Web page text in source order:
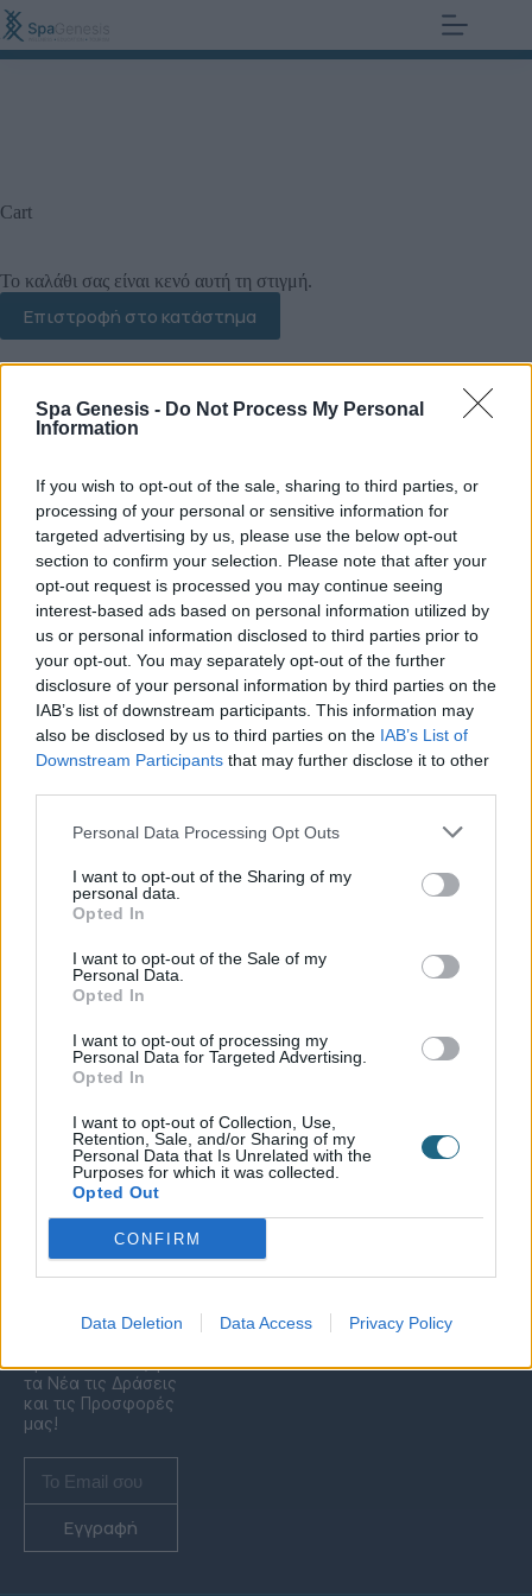
Spa Genesis - Do Not Process My Personal
Information
If you wish to opt-out of the sale, sharing to third parties, or
processing of your personal or sensitive information for
targeted advertising by us, please use the below opt-out
section to confirm your selection. Please note that after your
opt-out request is processed you may continue seeing
interest-based ads based on personal information utilized by
us or personal information disclosed to third parties prior to
your opt-out. You may separately opt-out of the further
disclosure of your personal information by third parties on the
IAB’s list of downstream participants. This information may
also be disclosed by us to third parties on the IAB’s List of
Downstream Participants that may further disclose it to other
Personal Data Processing Opt Outs
I want to opt-out of the Sharing of my
personal data.
Opted In
I want to opt-out of the Sale of my
Personal Data.
Opted In
I want to opt-out of processing my
Personal Data for Targeted Advertising.
Opted In
I want to opt-out of Collection, Use,
Retention, Sale, and/or Sharing of my
Personal Data that Is Unrelated with the
Purposes for which it was collected.
Opted Out
CONFIRM
Data Deletion Data Access Privacy Policy
€
Cart
Το καλάθι σας είναι κενό αυτή τη στιγμή.
Επιστροφή στο κατάστημα
+30 210 700 6825
+30 694 9855145
info@spagenesis.gr
Ωράριο Λειτουργίας
Δευ - Παρ: 09:00 - 18:00
Σάββατο: 10:00 - 19:00
Όλα τα Σεμινάρια
Καριέρα
Πολιτική
Απορρήτου
Συχνές Ερωτήσεις
Τρόποι Πληρωμής &
Υπηρεσίες για
Επιχειρήσεις
Consultant
Wellness Real Estate
Κατασκευή &
Διαμόρφωση
Εξωτερικού Χώρου
Προϊόντα &
Εξοπλισμός
Γραφιστικής
Σεμινάρια Spa
Management
Σεμινάρια Μασάζ
Σεμινάρια Μακιγιάζ
Σεμινάρια
Κομμωτικής
Newsletter
Συμπλήρωσε το
πριν από όλους για
τα Νέα τις Δράσεις
και τις Προσφορές
μας!
Εγγραφή